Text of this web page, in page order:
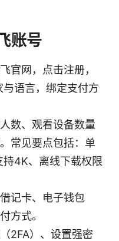
账号
官网，点击注册，
语言，绑定支付方
数、观看设备数量
常见要点包括：单
4K、离线下载权限
记卡、电子钱包
方式。
2FA）、设置强密